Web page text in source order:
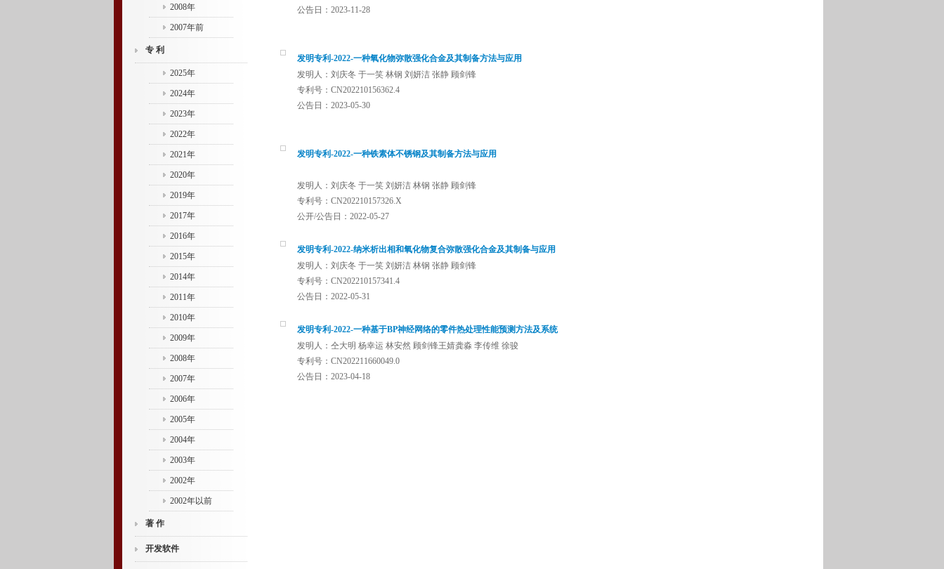
2008年
2007年前
专 利
2025年
2024年
2023年
2022年
2021年
2020年
2019年
2017年
2016年
2015年
2014年
2011年
2010年
2009年
2008年
2007年
2006年
2005年
2004年
2003年
2002年
2002年以前
著 作
开发软件
公告日：2023-11-28
发明专利-2022-一种氧化物弥散强化合金及其制备方法与应用
发明人：刘庆冬 于一笑 林钢 刘妍洁 张静 顾剑锋
专利号：CN202210156362.4
公告日：2023-05-30
发明专利-2022-一种铁素体不锈钢及其制备方法与应用
发明人：刘庆冬 于一笑 刘妍洁 林钢 张静 顾剑锋
专利号：CN202210157326.X
公开/公告日：2022-05-27
发明专利-2022-纳米析出相和氧化物复合弥散强化合金及其制备与应用
发明人：刘庆冬 于一笑 刘妍洁 林钢 张静 顾剑锋
专利号：CN202210157341.4
公告日：2022-05-31
发明专利-2022-一种基于BP神经网络的零件热处理性能预测方法及系统
发明人：仝大明 杨幸运 林安然 顾剑锋王婧龚淼 李传维 徐骏
专利号：CN202211660049.0
公告日：2023-04-18